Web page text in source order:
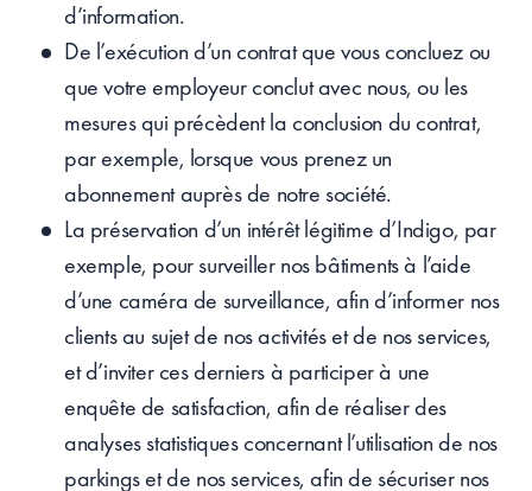
d’information.
De l’exécution d’un contrat que vous concluez ou
que votre employeur conclut avec nous, ou les
mesures qui précèdent la conclusion du contrat,
par exemple, lorsque vous prenez un
abonnement auprès de notre société.
La préservation d’un intérêt légitime d’Indigo, par
exemple, pour surveiller nos bâtiments à l’aide
d’une caméra de surveillance, afin d’informer nos
clients au sujet de nos activités et de nos services,
et d’inviter ces derniers à participer à une
enquête de satisfaction, afin de réaliser des
analyses statistiques concernant l’utilisation de nos
parkings et de nos services, afin de sécuriser nos